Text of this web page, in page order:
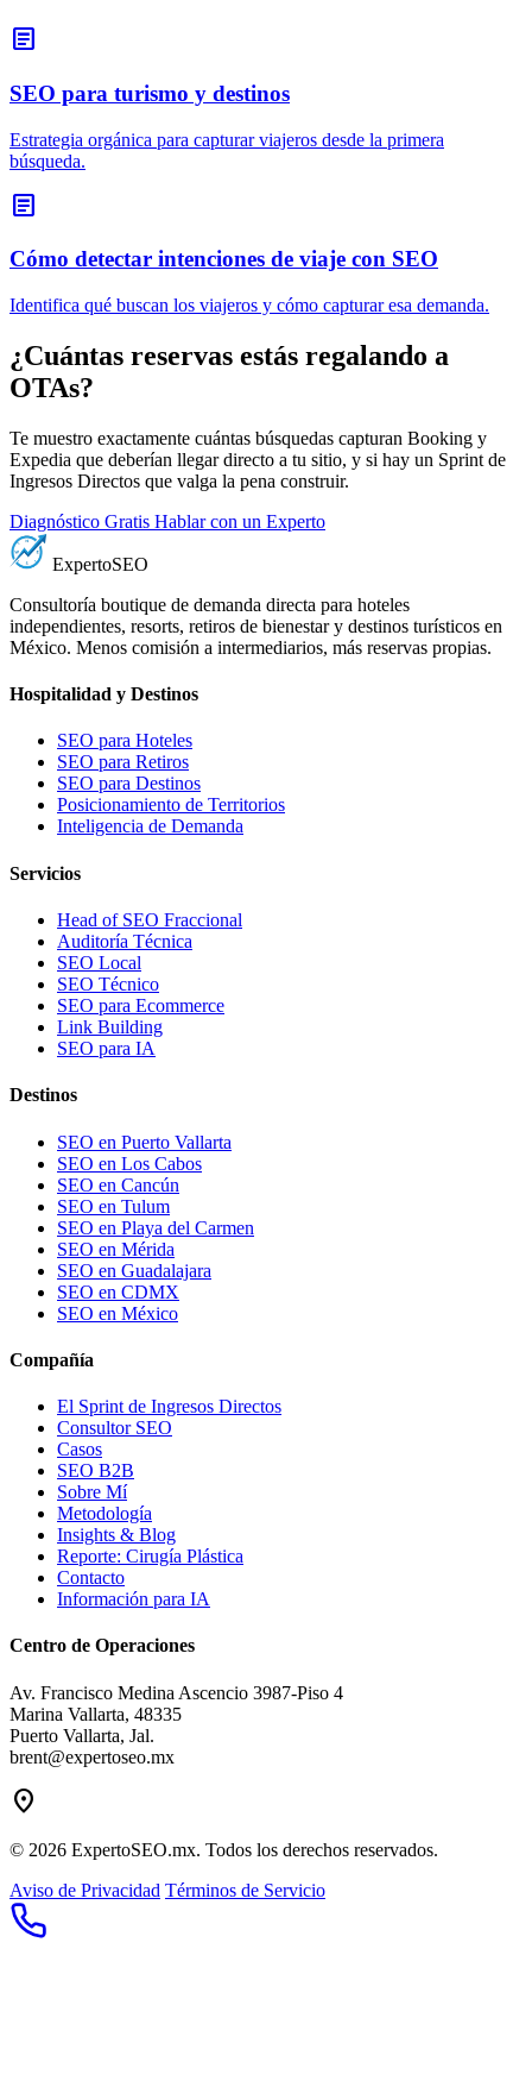
article
SEO para turismo y destinos
Estrategia orgánica para capturar viajeros desde la primera
búsqueda.
article
Cómo detectar intenciones de viaje con SEO
Identifica qué buscan los viajeros y cómo capturar esa demanda.
¿Cuántas reservas estás regalando a
OTAs?
Te muestro exactamente cuántas búsquedas capturan Booking y
Expedia que deberían llegar directo a tu sitio, y si hay un Sprint de
Ingresos Directos que valga la pena construir.
Diagnóstico Gratis Hablar con un Experto
ExpertoSEO
Consultoría boutique de demanda directa para hoteles
independientes, resorts, retiros de bienestar y destinos turísticos en
México. Menos comisión a intermediarios, más reservas propias.
Hospitalidad y Destinos
SEO para Hoteles
SEO para Retiros
SEO para Destinos
Posicionamiento de Territorios
Inteligencia de Demanda
Servicios
Head of SEO Fraccional
Auditoría Técnica
SEO Local
SEO Técnico
SEO para Ecommerce
Link Building
SEO para IA
Destinos
SEO en Puerto Vallarta
SEO en Los Cabos
SEO en Cancún
SEO en Tulum
SEO en Playa del Carmen
SEO en Mérida
SEO en Guadalajara
SEO en CDMX
SEO en México
Compañía
El Sprint de Ingresos Directos
Consultor SEO
Casos
SEO B2B
Sobre Mí
Metodología
Insights & Blog
Reporte: Cirugía Plástica
Contacto
Información para IA
Centro de Operaciones
Av. Francisco Medina Ascencio 3987-Piso 4
Marina Vallarta, 48335
Puerto Vallarta, Jal.
brent@expertoseo.mx
location_on
© 2026 ExpertoSEO.mx. Todos los derechos reservados.
Aviso de Privacidad Términos de Servicio